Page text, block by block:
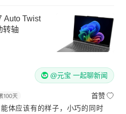
Auto Twist
转轴
@元宝 一起聊新闻
首赞
体应该有的样子，小巧的同时